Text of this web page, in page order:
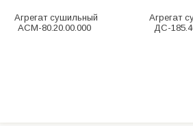
Агрегат сушильный
АСМ-80.20.00.000
Агрегат
ДС-